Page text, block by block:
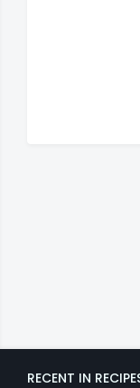
RECENT IN